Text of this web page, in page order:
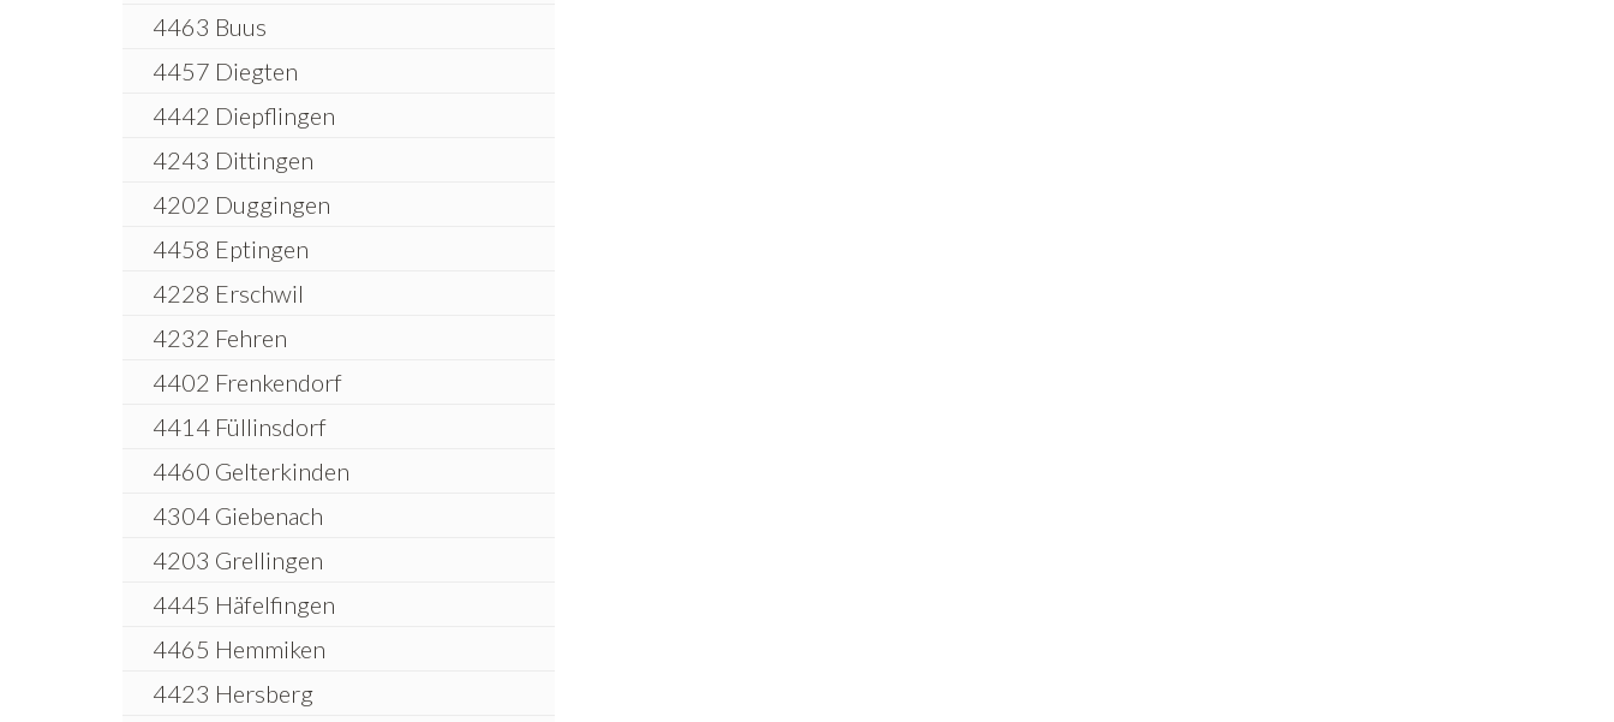
4463 Buus
4457 Diegten
4442 Diepflingen
4243 Dittingen
4202 Duggingen
4458 Eptingen
4228 Erschwil
4232 Fehren
4402 Frenkendorf
4414 Füllinsdorf
4460 Gelterkinden
4304 Giebenach
4203 Grellingen
4445 Häfelfingen
4465 Hemmiken
4423 Hersberg